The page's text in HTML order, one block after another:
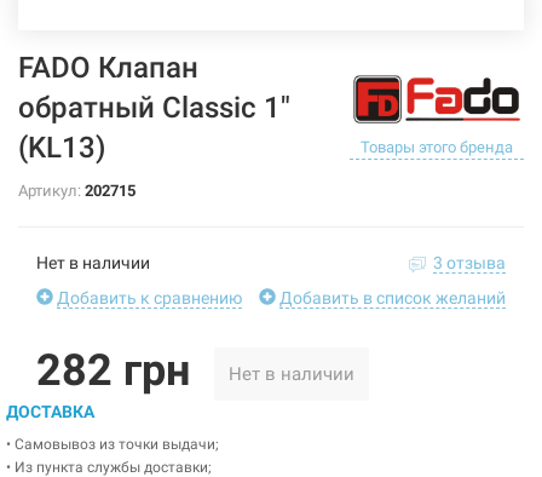
FADO Клапан
обратный Classic 1"
(KL13)
Товары этого бренда
Артикул: 202715
Нет в наличии
3 отзыва
Добавить к сравнению
Добавить в список желаний
282 грн Нет в наличии
ДОСТАВКА
• Самовывоз из точки выдачи;
• Из пункта службы доставки;